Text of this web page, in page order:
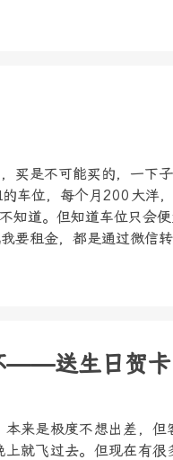
买是不可能买的，一下
车位，每个月200大洋
知道。但知道车位只会
要租金，都是通过微信
——送生日贺卡
来是极度不想出差，
就飞过去。但现在有